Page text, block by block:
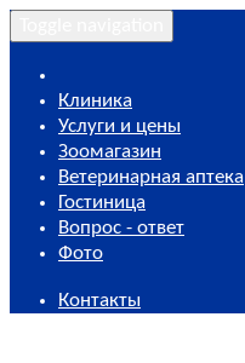
Клиника
Услуги и цены
Зоомагазин
Ветеринарная аптека
Гостиница
Вопрос - ответ
Фото
Контакты